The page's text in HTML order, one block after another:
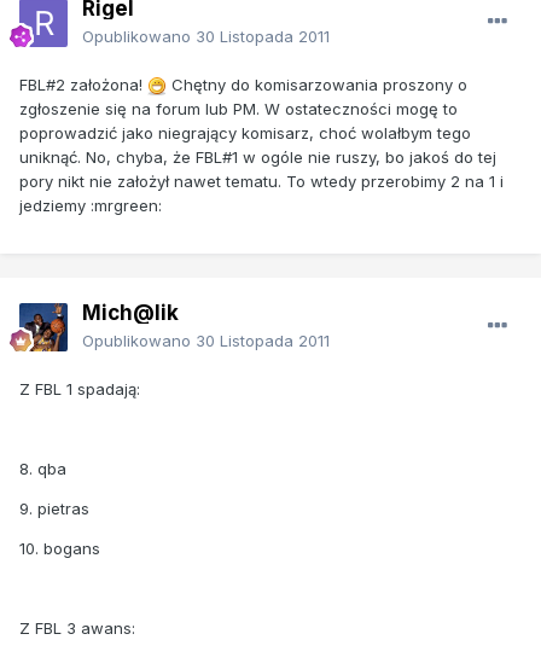
Rigel
Opublikowano 30 Listopada 2011
FBL#2 założona!
Chętny do komisarzowania proszony o
zgłoszenie się na forum lub PM. W ostateczności mogę to
poprowadzić jako niegrający komisarz, choć wolałbym tego
uniknąć. No, chyba, że FBL#1 w ogóle nie ruszy, bo jakoś do tej
pory nikt nie założył nawet tematu. To wtedy przerobimy 2 na 1 i
jedziemy :mrgreen:
Mich@lik
Opublikowano 30 Listopada 2011
Z FBL 1 spadają:
8. qba
9. pietras
10. bogans
Z FBL 3 awans: